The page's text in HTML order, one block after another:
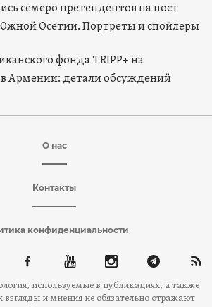
семеро претендентов на пост
Осетии. Портреты и спойлеры
фонда TRIPP+ на
в Армении: детали обсуждений
О нас
Контакты
конфиденциальности
используемые в публикациях, а также
взгляды и мнения не обязательно отражают